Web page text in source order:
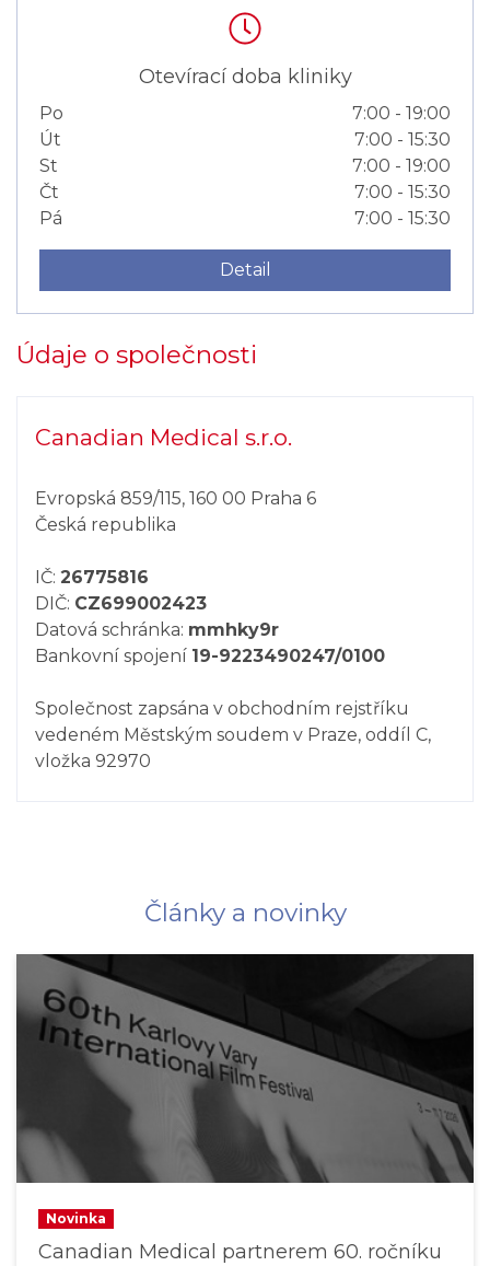
Otevírací doba kliniky
Po
7:00 - 19:00
Út
7:00 - 15:30
St
7:00 - 19:00
Čt
7:00 - 15:30
Pá
7:00 - 15:30
Detail
Údaje o společnosti
Canadian Medical s.r.o.
Evropská 859/115, 160 00 Praha 6
Česká republika
IČ: 26775816
DIČ: CZ699002423
Datová schránka: mmhky9r
Bankovní spojení 19-9223490247/0100
Společnost zapsána v obchodním rejstříku
vedeném Městským soudem v Praze, oddíl C,
vložka 92970
Články a novinky
Novinka
Canadian Medical partnerem 60. ročníku